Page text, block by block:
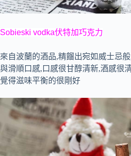
Sobieski vodka伏特加巧克力
來自波蘭的酒品,精餾出宛如威士忌
與滑順口感,口感很甘醇清新,酒感很
覺得滋味平衡的很剛好